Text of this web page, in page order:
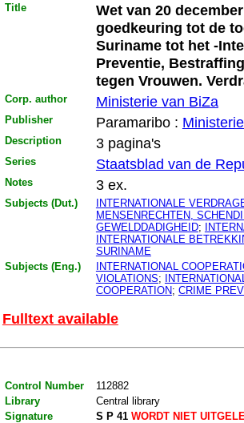
Title
Wet van 20
goedkeuring tot de
Suriname tot het -
Preventie,
tegen Vrouwen.
Corp. author Ministerie van BiZa
Publisher Paramaribo :
Description 3 pagina's
Series Staatsblad van de
Notes 3 ex.
Subjects (Dut.)
INTERNATIONALE
MENSENRECHTEN,
GEWELDDADIGHEID;
INTERNATIONALE
SURINAME
Subjects (Eng.)
INTERNATIONAL
VIOLATIONS;
COOPERATION; CRIME
Fulltext available
Control Number
112882
Library
Central library
Signature
S P 41 WORDT NIET